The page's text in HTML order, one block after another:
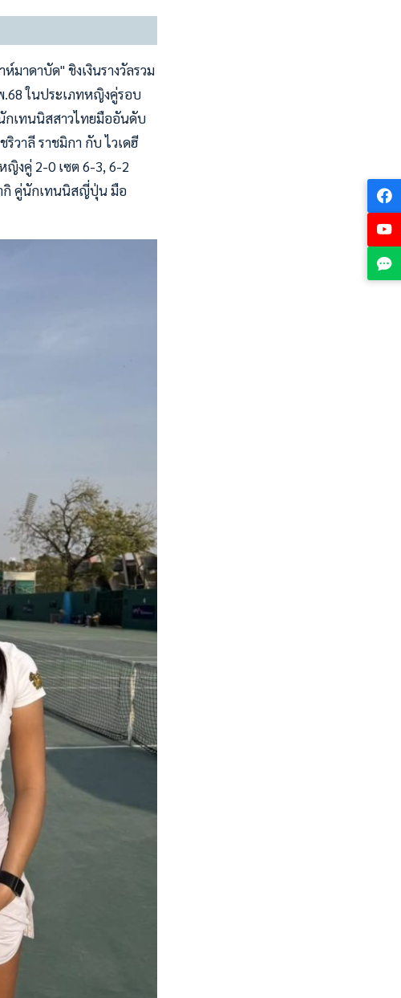
มาดาบัด" ชิงเงินรางวัลรวม
.68 ในประเภทหญิงคู่รอบ
กเทนนิสสาวไทยมืออันดับ
วาลี ราชมิกา กับ ไวเดฮี
ญิงคู่ 2-0 เซต 6-3, 6-2
ากิ คู่นักเทนนิสญี่ปุ่น มือ